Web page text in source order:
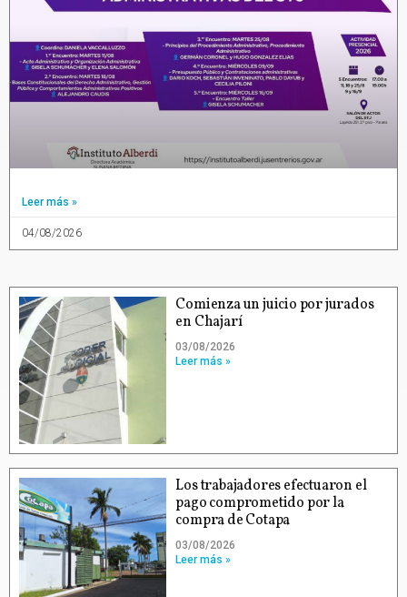
Leer más »
04/08/2026
Comienza un juicio por jurados
en Chajarí
03/08/2026
Leer más »
Los trabajadores efectuaron el
pago comprometido por la
compra de Cotapa
03/08/2026
Leer más »